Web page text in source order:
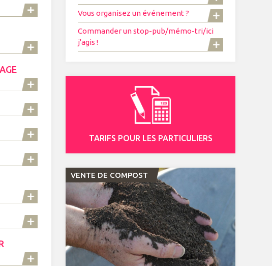
Vous organisez un événement ?
Commander un stop-pub/mémo-tri/ici
j'agis !
TARIFS POUR LES PARTICULIERS
VENTE DE COMPOST